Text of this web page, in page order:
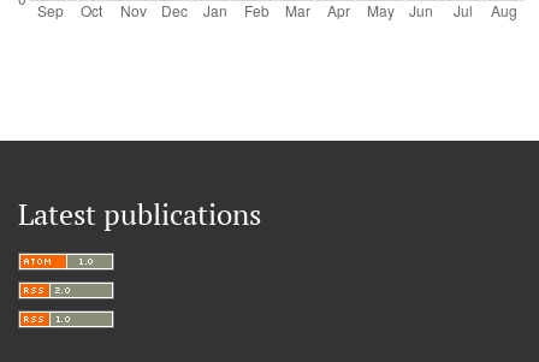
Latest publications